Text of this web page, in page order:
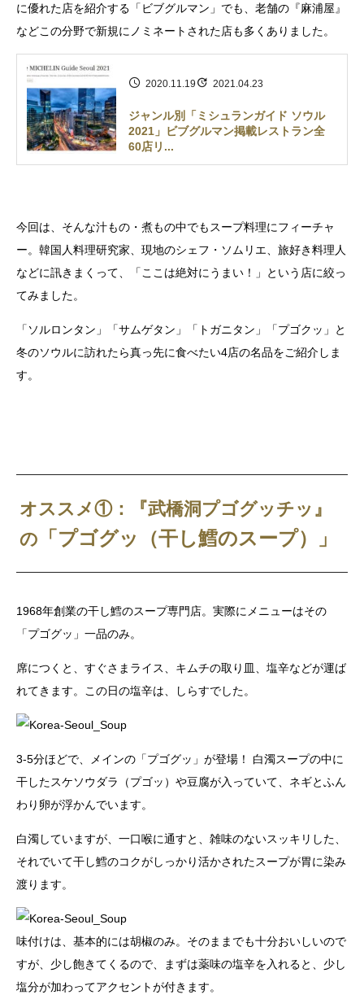
に優れた店を紹介する「ビブグルマン」でも、老舗の『麻浦屋』
などこの分野で新規にノミネートされた店も多くありました。
2020.11.19 2021.04.23
ジャンル別「ミシュランガイド ソウル
2021」ビブグルマン掲載レストラン全
60店リ...
今回は、そんな汁もの・煮もの中でもスープ料理にフィーチャ
ー。韓国人料理研究家、現地のシェフ・ソムリエ、旅好き料理人
などに訊きまくって、「ここは絶対にうまい！」という店に絞っ
てみました。
「ソルロンタン」「サムゲタン」「トガニタン」「プゴクッ」と
冬のソウルに訪れたら真っ先に食べたい4店の名品をご紹介しま
す。
オススメ①：『武橋洞プゴグッチッ』
の 「プゴグッ（干し鱈のスープ）」
1968年創業の干し鱈のスープ専門店。実際にメニューはその
「プゴグッ」一品のみ。
席につくと、すぐさまライス、キムチの取り皿、塩辛などが運ば
れてきます。この日の塩辛は、しらすでした。
3-5分ほどで、メインの「プゴグッ」が登場！ 白濁スープの中に
干したスケソウダラ（プゴッ）や豆腐が入っていて、ネギとふん
わり卵が浮かんでいます。
白濁していますが、一口喉に通すと、雑味のないスッキリした、
それでいて干し鱈のコクがしっかり活かされたスープが胃に染み
渡ります。
味付けは、基本的には胡椒のみ。そのままでも十分おいしいので
すが、少し飽きてくるので、まずは薬味の塩辛を入れると、少し
塩分が加わってアクセントが付きます。